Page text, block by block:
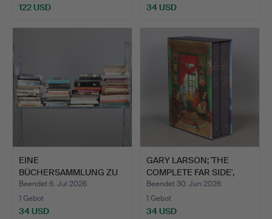
122 USD 34 USD
EINE
BÜCHERSAMMLUNG ZU
VERSCHIEDENEN
THEME…
Beendet 6. Jul 2026
1 Gebot
34 USD
GARY LARSON; 'THE
COMPLETE FAR SIDE',
2003…
Beendet 30. Jun 2026
1 Gebot
34 USD